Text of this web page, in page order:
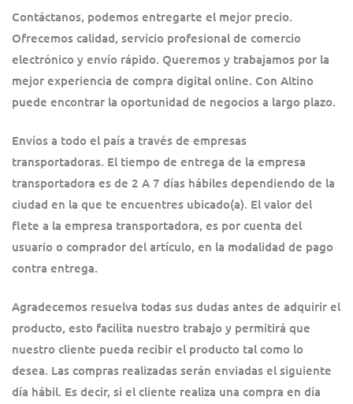
Contáctanos, podemos entregarte el mejor precio.
Ofrecemos calidad, servicio profesional de comercio
electrónico y envío rápido. Queremos y trabajamos por la
mejor experiencia de compra digital online. Con Altino
puede encontrar la oportunidad de negocios a largo plazo.
Envíos a todo el país a través de empresas
transportadoras. El tiempo de entrega de la empresa
transportadora es de 2 A 7 días hábiles dependiendo de la
ciudad en la que te encuentres ubicado(a). El valor del
flete a la empresa transportadora, es por cuenta del
usuario o comprador del artículo, en la modalidad de pago
contra entrega.
Agradecemos resuelva todas sus dudas antes de adquirir el
producto, esto facilita nuestro trabajo y permitirá que
nuestro cliente pueda recibir el producto tal como lo
desea. Las compras realizadas serán enviadas el siguiente
día hábil. Es decir, si el cliente realiza una compra en día